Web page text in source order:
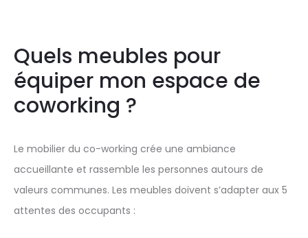
Quels meubles pour
équiper mon espace de
coworking ?
Le mobilier du co-working crée une ambiance
accueillante et rassemble les personnes autours de
valeurs communes. Les meubles doivent s’adapter aux 5
attentes des occupants :